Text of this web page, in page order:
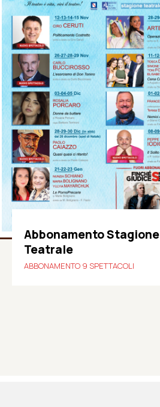
Abbonamento Stagione
Teatrale
ABBONAMENTO 9 SPETTACOLI